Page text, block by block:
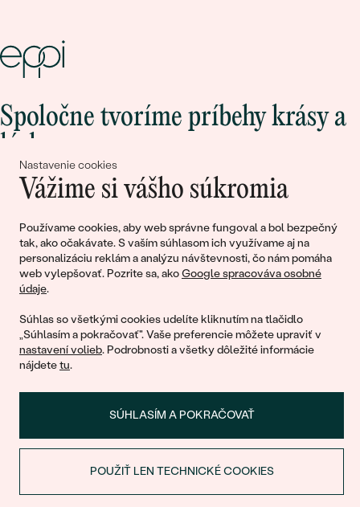
Nastavenie cookies
Vážime si vášho súkromia
Používame cookies, aby web správne fungoval a bol bezpečný
tak, ako očakávate. S vaším súhlasom ich využívame aj na
personalizáciu reklám a analýzu návštevnosti, čo nám pomáha
web vylepšovať. Pozrite sa, akoGoogle spracováva osobné
údaje.
Súhlas so všetkými cookies udelíte kliknutím na tlačidlo
„Súhlasím a pokračovať". Vaše preferencie môžete upraviť v
nastavení volieb. Podrobnosti a všetky dôležité informácie
nájdetetu.
SÚHLASÍM A POKRAČOVAŤ
POUŽIŤ LEN TECHNICKÉ COOKIES
Spoločne tvoríme príbehy krásy a
lásky
Pripojte sa k nám!
© 2011 - 2026, Eppi.sk
ZĽAVA NA PRVÝ NÁKUP